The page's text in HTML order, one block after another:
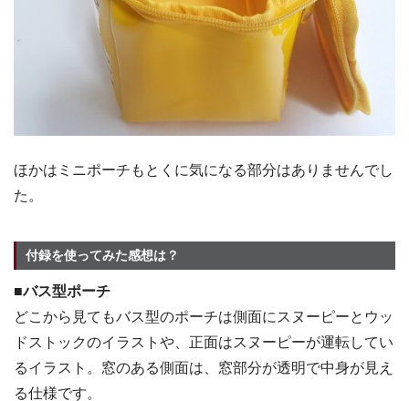
ほかはミニポーチもとくに気になる部分はありませんでし
た。
付録を使ってみた感想は？
■バス型ポーチ
どこから見てもバス型のポーチは側面にスヌーピーとウッ
ドストックのイラストや、正面はスヌーピーが運転してい
るイラスト。窓のある側面は、窓部分が透明で中身が見え
る仕様です。